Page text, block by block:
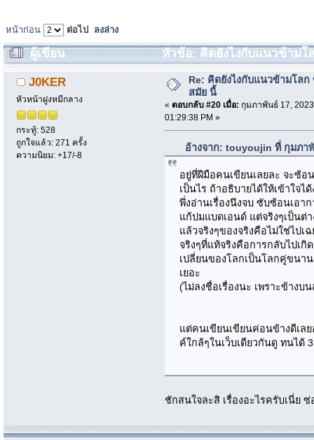
หน้าก่อน ต่อไป ลงล่าง
ผู้เขียน หัวข้อ: คิดยังไงกับแนวข้ามโ
J0KER
หัวหน้าฝูงหมีกลาง
กระทู้: 528
ถูกใจแล้ว: 271 ครั้ง
ความนิยม: +17/-8
Re: คิดยังไงกับแนวข้ามโลก
สมัย นี้
« ตอบกลับ #20 เมื่อ: กุมภาพันธ์ 17,
01:29:38 PM »
อ้างจาก: touyoujin ที่ กุมภา
อยู่ที่ฝีมือคนเขียนเลยละ จะซ้อ
เป็นไร ถ้าอธิบายได้ให้เข้าใจได้
พึ่งอ่านเรื่องนึงจบ ซับซ้อนเอา
แก้ปมแบดเอนด์ แต่จริงๆเป็นต่
แล้วจริงๆของจริงคือไม่ใช่ไปเ
จริงๆที่แท้จริงคือการกลับไปเกิ
เปลี่ยนของโลกเป็นโลกคู่ขนาน
เยอะ
(ไม่ลงชื่อเรื่องนะ เพราะข้างบ
แต่คนเขียนเขียนค่อนข้างดีเลย
ค์ใกล้ๆในเว็บเดียวกันดู ทนได้
ชักสนใจละสิ เรื่องอะไรครับเนี่ย